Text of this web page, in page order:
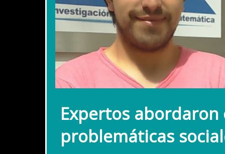
Expertos
problemáticas